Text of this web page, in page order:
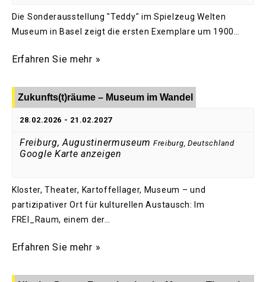
Die Sonderausstellung "Teddy" im Spielzeug Welten
Museum in Basel zeigt die ersten Exemplare um 1900…
Erfahren Sie mehr »
Zukunfts(t)räume – Museum im Wandel
28.02.2026 - 21.02.2027
Freiburg, Augustinermuseum Freiburg, Deutschland
Google Karte anzeigen
Kloster, Theater, Kartoffellager, Museum – und
partizipativer Ort für kulturellen Austausch: Im
FREI_Raum, einem der…
Erfahren Sie mehr »